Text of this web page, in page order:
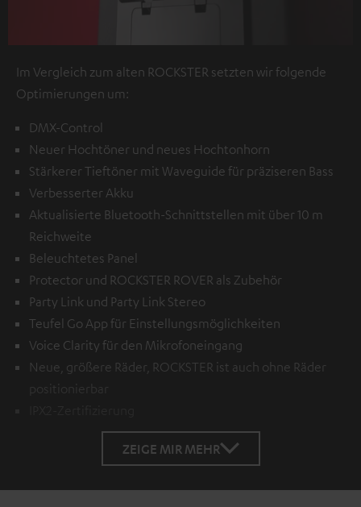
Im Vergleich zum alten ROCKSTER setzten wir folgende
Optimierungen um:
DMX-Control
Neuer Hochtöner und neues Hochtonhorn
Stärkerer Tieftöner mit Waveguide für präziseren Bass
Verbesserter Akku
Aktualisierte Bluetooth-Schnittstellen mit über 10 m
Reichweite
Beleuchtetes Panel
Protector und ROCKSTER ROVER als Zubehör
Party Link und Party Link Stereo
Teufel Go App für Einstellungsmöglichkeiten
Voice Clarity für den Mikrofoneingang
Neue, größere Räder, ROCKSTER ist auch ohne Räder
positionierbar
ZEIGE MIR MEHR